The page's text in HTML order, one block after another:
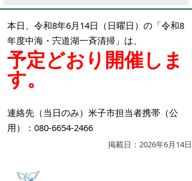
本日、令和8年6月14日（日曜日）の「令和8
年度中海・宍道湖一斉清掃」は、
予定どおり 開催しま
す。
連絡先（当日のみ）米子市担当者携帯（公
用）：080-6654-2466
掲載日：2026年6月14日